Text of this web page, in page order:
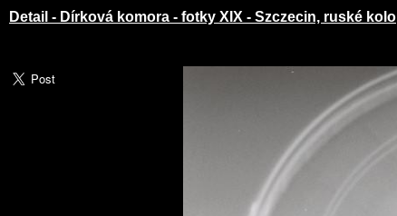
Detail - Dírková komora - fotky XIX - Szczecin, ruské kolo